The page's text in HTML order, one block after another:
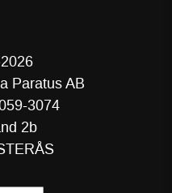
Paratus AB
3074
2b